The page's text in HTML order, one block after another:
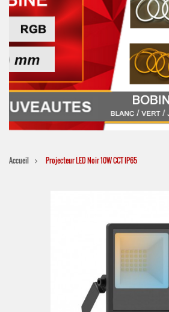
Accueil Projecteur LED Noir 10W CCT IP65